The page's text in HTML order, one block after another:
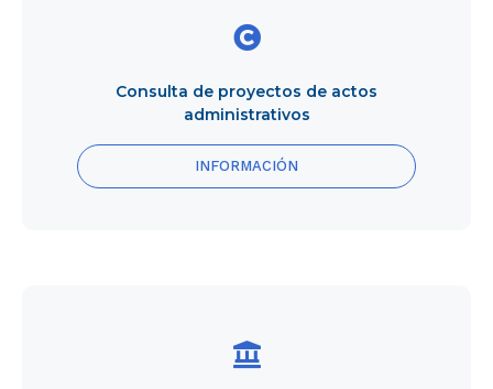
administrativosConsulta de proyectos de actos
administrativos
INFORMACIÓN